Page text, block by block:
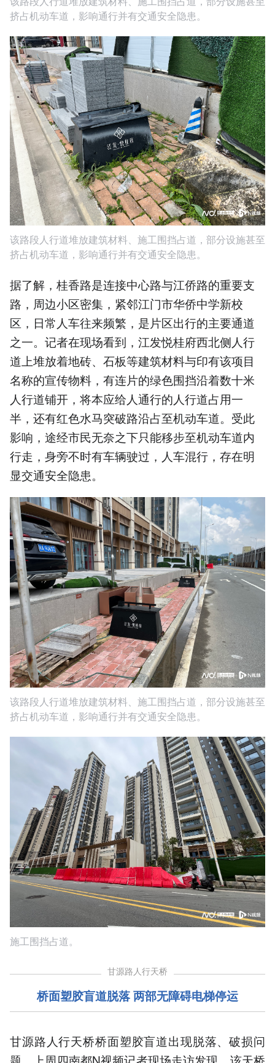
挤占机动车道，影响通行并有交通安全隐患。
该路段人行道堆放建筑材料、施工围挡占道，部分设施甚至
挤占机动车道，影响通行并有交通安全隐患。
据了解，桂香路是连接中心路与江侨路的重要支
路，周边小区密集，紧邻江门市华侨中学新校
区，日常人车往来频繁，是片区出行的主要通道
之一。记者在现场看到，江发悦桂府西北侧人行
道上堆放着地砖、石板等建筑材料与印有该项目
名称的宣传物料，有连片的绿色围挡沿着数十米
人行道铺开，将本应给人通行的人行道占用一
半，还有红色水马突破路沿占至机动车道。受此
影响，途经市民无奈之下只能移步至机动车道内
行走，身旁不时有车辆驶过，人车混行，存在明
显交通安全隐患。
该路段人行道堆放建筑材料、施工围挡占道，部分设施甚至
挤占机动车道，影响通行并有交通安全隐患。
施工围挡占道。
甘源路人行天桥
桥面塑胶盲道脱落 两部无障碍电梯停运
甘源路人行天桥桥面塑胶盲道出现脱落、破损问
题。上周四南都N视频记者现场走访发现，该天桥